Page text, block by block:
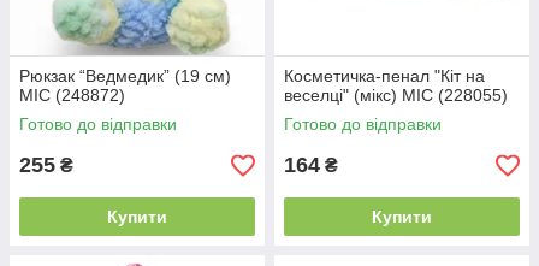
Рюкзак “Ведмедик” (19 см)
MIC (248872)
Готово до відправки
255 ₴
Купити
Косметичка-пенал "Кіт на
веселці" (мікс) MIC (228055)
Готово до відправки
164 ₴
Купити